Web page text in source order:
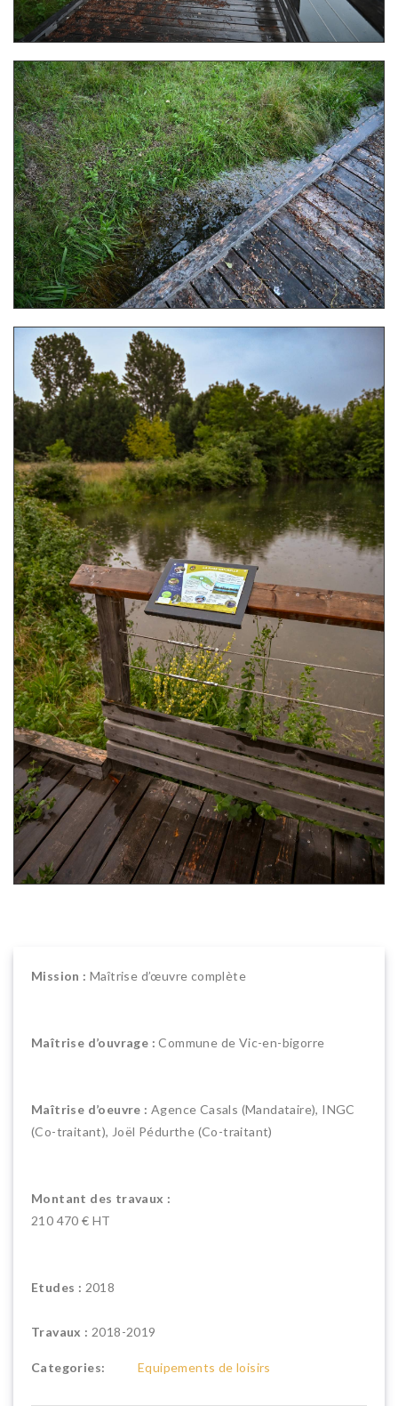
Mission : Maîtrise d’œuvre complète
Maîtrise d’ouvrage : Commune de Vic-en-bigorre
Maîtrise d’oeuvre : Agence Casals (Mandataire), INGC
(Co-traitant), Joël Pédurthe (Co-traitant)
Montant des travaux :
210 470 € HT
Etudes : 2018
Travaux : 2018-2019
Categories: Equipements de loisirs